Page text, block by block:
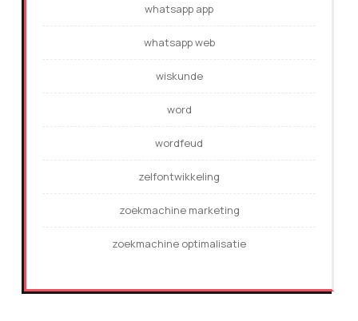
whatsapp app
whatsapp web
wiskunde
word
wordfeud
zelfontwikkeling
zoekmachine marketing
zoekmachine optimalisatie